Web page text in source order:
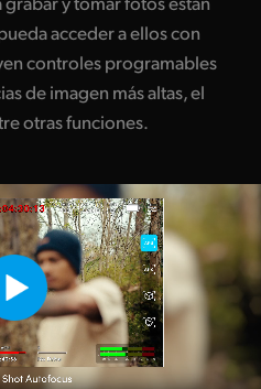
acceder a ellos con
controles programables
de imagen más altas, el
otras funciones.